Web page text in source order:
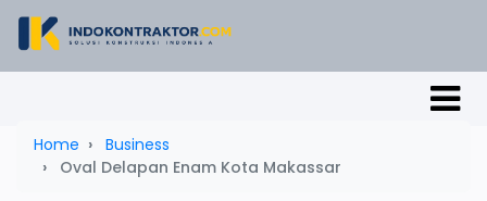
Home
Business
Oval Delapan Enam Kota Makassar